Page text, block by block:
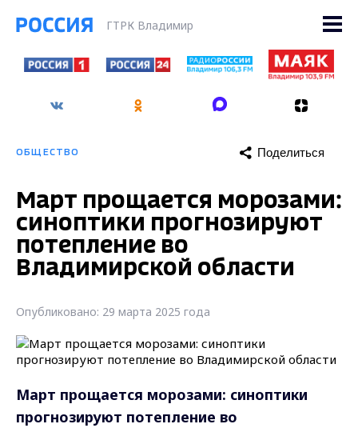
ГТРК Владимир
ОБЩЕСТВО Поделиться
Март прощается морозами:
синоптики прогнозируют
потепление во
Владимирской области
Опубликовано: 29 марта 2025 года
Март прощается морозами: синоптики
прогнозируют потепление во